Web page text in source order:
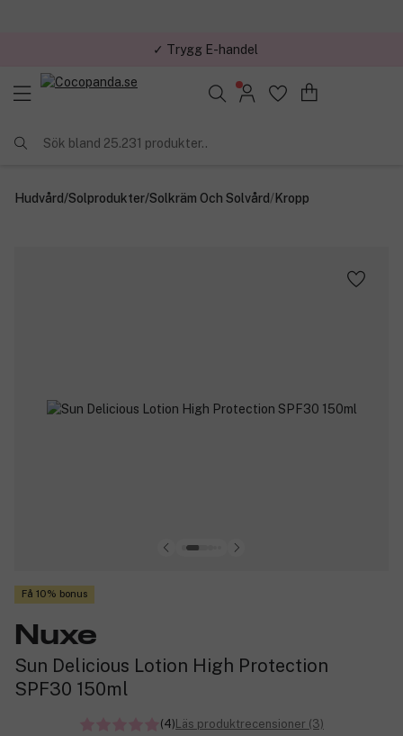
✓ Trygg E-handel
Sök bland 25.231 produkter..
Hudvård/Solprodukter/Solkräm Och Solvård/Kropp
Få 10% bonus
Nuxe
Sun Delicious Lotion High Protection
SPF30 150ml
(4)Läs produktrecensioner (3)